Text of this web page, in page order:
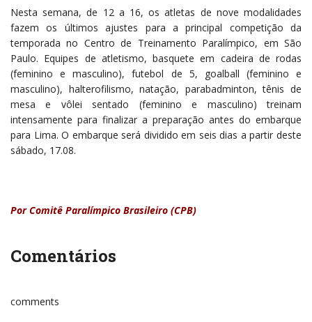
Nesta semana, de 12 a 16, os atletas de nove modalidades
fazem os últimos ajustes para a principal competição da
temporada no Centro de Treinamento Paralímpico, em São
Paulo. Equipes de atletismo, basquete em cadeira de rodas
(feminino e masculino), futebol de 5, goalball (feminino e
masculino), halterofilismo, natação, parabadminton, tênis de
mesa e vôlei sentado (feminino e masculino) treinam
intensamente para finalizar a preparação antes do embarque
para Lima. O embarque será dividido em seis dias a partir deste
sábado, 17.08.
Por Comitê Paralímpico Brasileiro (CPB)
Comentários
comments